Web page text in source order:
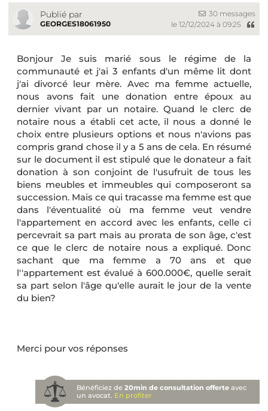
Publié par
GEORGES18061950
30 messages
le 12/12/2024 à 09:25
Bonjour Je suis marié sous le régime de la
communauté et j'ai 3 enfants d'un même lit dont
j'ai divorcé leur mère. Avec ma femme actuelle,
nous avons fait une donation entre époux au
dernier vivant par un notaire. Quand le clerc de
notaire nous a établi cet acte, il nous a donné le
choix entre plusieurs options et nous n'avions pas
compris grand chose il y a 5 ans de cela. En résumé
sur le document il est stipulé que le donateur a fait
donation à son conjoint de l'usufruit de tous les
biens meubles et immeubles qui composeront sa
succession. Mais ce qui tracasse ma femme est que
dans l'éventualité où ma femme veut vendre
l'appartement en accord avec les enfants, celle ci
percevrait sa part mais au prorata de son âge, c'est
ce que le clerc de notaire nous a expliqué. Donc
sachant que ma femme a 70 ans et que
l''appartement est évalué à 600.000€, quelle serait
sa part selon l'âge qu'elle aurait le jour de la vente
du bien?
Merci pour vos réponses
Bénéficiez de20min de consultation offerte avec
un avocat. En profiter